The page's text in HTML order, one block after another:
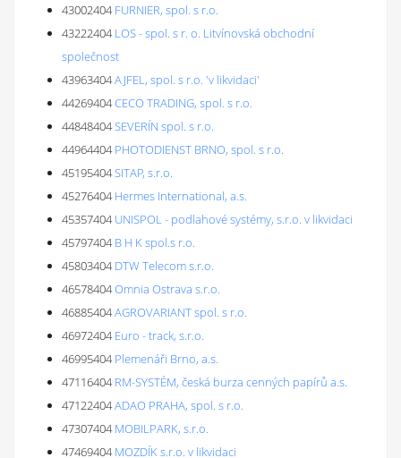
43002404 FURNIER, spol. s r.o.
43222404 LOS - spol. s r. o. Litvínovská obchodní
společnost
43963404AJFEL, spol. s r.o. 'v likvidaci'
44269404CECO TRADING, spol. s r.o.
44848404SEVERÍN spol. s r.o.
44964404 PHOTODIENST BRNO, spol. s r.o.
45195404SITAP, s.r.o.
45276404 Hermes International, a.s.
45357404 UNISPOL - podlahové systémy, s.r.o. v likvidaci
45797404 B H K spol.s r.o.
45803404 DTW Telecom s.r.o.
46578404Omnia Ostrava s.r.o.
46885404AGROVARIANT spol. s r.o.
46972404 Euro - track, s.r.o.
46995404 Plemenáři Brno, a.s.
47116404 RM-SYSTÉM, česká burza cenných papírů a.s.
47122404ADAO PRAHA, spol. s r.o.
47307404 MOBILPARK, s.r.o.
47469404 MOZDÍK s.r.o. v likvidaci